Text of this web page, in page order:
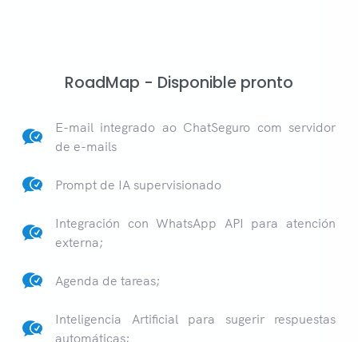
RoadMap - Disponible pronto
E-mail integrado ao ChatSeguro com servidor
de e-mails
Prompt de IA supervisionado
Integración con WhatsApp API para atención
externa;
Agenda de tareas;
Inteligencia Artificial para sugerir respuestas
automáticas;